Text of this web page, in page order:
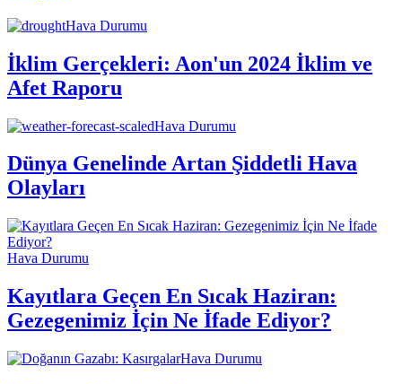
Hava Durumu
İklim Gerçekleri: Aon'un 2024 İklim ve
Afet Raporu
Hava Durumu
Dünya Genelinde Artan Şiddetli Hava
Olayları
Hava Durumu
Kayıtlara Geçen En Sıcak Haziran:
Gezegenimiz İçin Ne İfade Ediyor?
Hava Durumu